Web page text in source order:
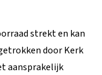
strekt en kan
door Kerk
aansprakelijk